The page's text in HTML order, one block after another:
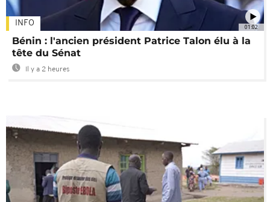
01:02
INFO
Bénin : l'ancien président Patrice Talon élu à la
tête du Sénat
Il y a 2 heures